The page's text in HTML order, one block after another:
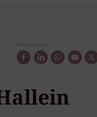
Artikel teilen: